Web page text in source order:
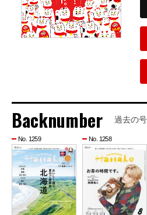
Backnumber 過去の
No. 1259 No. 1258